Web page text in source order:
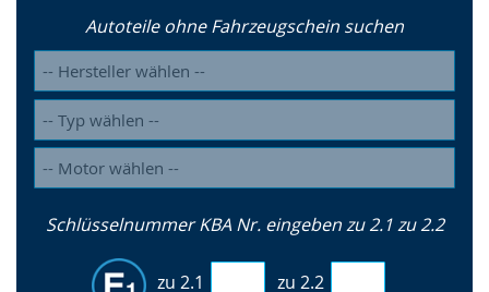
Autoteile ohne Fahrzeugschein suchen
Schlüsselnummer KBA Nr. eingeben zu 2.1 zu 2.2
zu 2.1 zu 2.2